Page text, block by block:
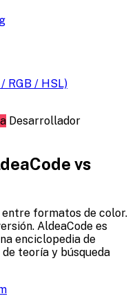
RGB / HSL)
Desarrollador
vs
formatos de color.
AldeaCode es
enciclopedia de
teoría y búsqueda